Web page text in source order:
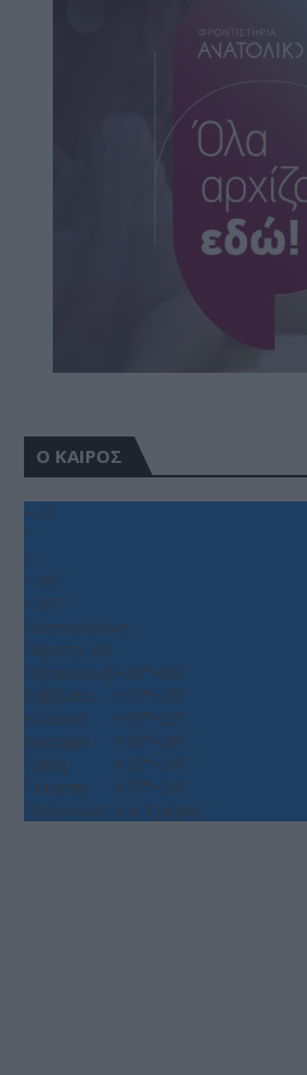
Ο ΚΑΙΡΟΣ
+32
°
C
+35°
+26°
Θεσσαλονίκη
Πέμπτη, 06
Παρασκευή+34°+26°
Σάββατο
+37°+25°
Κυριακή
+39°+27°
Δευτέρα
+33°+26°
Τρίτη
+35°+24°
Τετάρτη
+37°+24°
Πρόγνωση για 7 μέρες